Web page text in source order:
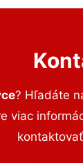
? Hľadáte
viac